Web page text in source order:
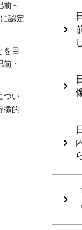
前～
認定
を目
・
つい
徴的